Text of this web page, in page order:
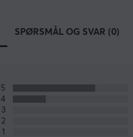
SPØRSMÅL OG SVAR (0)
5
4
3
2
1